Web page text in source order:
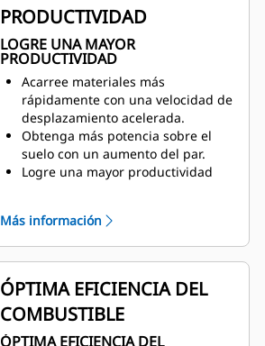
PRODUCTIVIDAD
LOGRE UNA MAYOR
PRODUCTIVIDAD
Acarree materiales más
rápidamente con una velocidad de
desplazamiento acelerada.
Obtenga más potencia sobre el
suelo con un aumento del par.
Logre una mayor productividad
System) más sensible.
Reduzca el desgaste de los
neumáticos al máximo al activar el
TCS en cuanto se produzca el
resbalamiento.
Un rendimiento sólido y
predecible que ayuda a los
Más información
ÓPTIMA EFICIENCIA DEL
COMBUSTIBLE
ÓPTIMA EFICIENCIA DEL